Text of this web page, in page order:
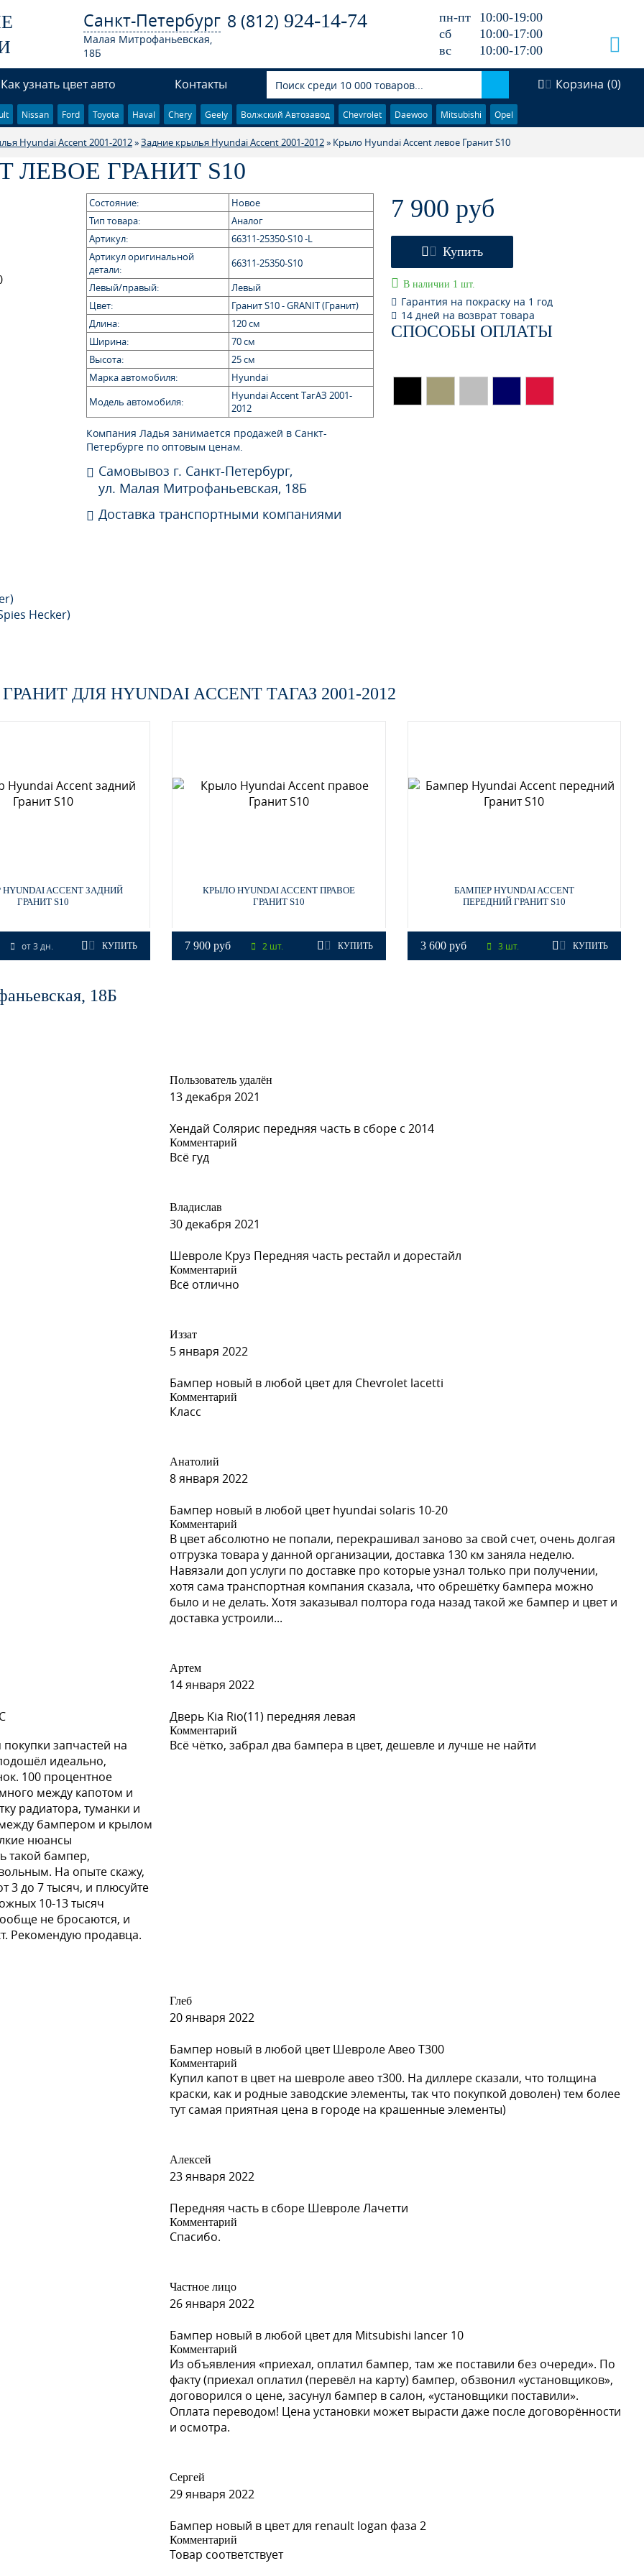
Санкт-Петербург
Малая Митрофаньевская,
18Б
8 (812) 924-14-74 пн-пт 10:00-19:00
сб
10:00-17:00
вс
10:00-17:00
Как узнать цвет авто Контакты Корзина (0)
Nissan Ford Toyota Haval Chery Geely Волжский Автозавод Chevrolet Daewoo Mitsubishi Opel
Hyundai Accent 2001-2012»Задние крылья Hyundai Accent 2001-2012» Крыло Hyundai Accent левое Гранит S10
ЛЕВОЕ ГРАНИТ S10
Состояние:
Новое
Тип товара:
Аналог
Артикул:
66311-25350-S10 -L
Артикул оригинальной
детали:
66311-25350-S10
Левый/правый:
Левый
Цвет:
Гранит S10 - GRANIT (Гранит)
Длина:
120 см
Ширина:
70 см
Высота:
25 см
Марка автомобиля:
Hyundai
Модель автомобиля:
Hyundai Accent ТагАЗ 2001-
2012
Компания Ладья занимается продажей в Санкт-
Петербурге по оптовым ценам.
Самовывоз г. Санкт-Петербург,
ул. Малая Митрофаньевская, 18Б
Доставка транспортными компаниями
7 900 руб
Купить
В наличии 1 шт.
Гарантия на покраску на 1 год
14 дней на возврат товара
СПОСОБЫ ОПЛАТЫ
Hecker)
Hecker)
Hecker)
Hecker)
Hecker)
ДЛЯ HYUNDAI ACCENT ТАГАЗ 2001-2012
ACCENT ЗАДНИЙ
ГРАНИТ S10
от 3 дн. КУПИТЬ
КРЫЛО HYUNDAI ACCENT ПРАВОЕ
ГРАНИТ S10
7 900 руб 2 шт. КУПИТЬ
БАМПЕР HYUNDAI ACCENT
ПЕРЕДНИЙ ГРАНИТ S10
3 600 руб 3 шт. КУПИТЬ
18Б
Пользователь удалён
13 декабря 2021
Хендай Солярис передняя часть в сборе с 2014
Комментарий
Всё гуд
Владислав
30 декабря 2021
Шевроле Круз Передняя часть рестайл и дорестайл
Комментарий
Всё отлично
Иззат
5 января 2022
Бампер новый в любой цвет для Chevrolet lacetti
Комментарий
Класс
Анатолий
8 января 2022
Бампер новый в любой цвет hyundai solaris 10-20
Комментарий
В цвет абсолютно не попали, перекрашивал заново за свой счет, очень долгая
отгрузка товара у данной организации, доставка 130 км заняла неделю.
Навязали доп услуги по доставке про которые узнал только при получении,
хотя сама транспортная компания сказала, что обрешётку бампера можно
было и не делать. Хотя заказывал полтора года назад такой же бампер и цвет и
доставка устроили...
запчастей на
идеально,
100 процентное
между капотом и
радиатора, туманки и
бампером и крылом
нюансы
такой бампер,
На опыте скажу,
3 до 7 тысяч, и плюсуйте
10-13 тысяч
не бросаются, и
Рекомендую продавца.
Артем
14 января 2022
Дверь Kia Rio(11) передняя левая
Комментарий
Всё чётко, забрал два бампера в цвет, дешевле и лучше не найти
Глеб
20 января 2022
Бампер новый в любой цвет Шевроле Авео Т300
Комментарий
Купил капот в цвет на шевроле авео т300. На диллере сказали, что толщина
краски, как и родные заводские элементы, так что покупкой доволен) тем более
тут самая приятная цена в городе на крашенные элементы)
Алексей
23 января 2022
Передняя часть в сборе Шевроле Лачетти
Комментарий
Спасибо.
Частное лицо
26 января 2022
Бампер новый в любой цвет для Mitsubishi lancer 10
Комментарий
Из объявления «приехал, оплатил бампер, там же поставили без очереди». По
факту (приехал оплатил (перевёл на карту) бампер, обзвонил «установщиков»,
договорился о цене, засунул бампер в салон, «установщики поставили».
Оплата переводом! Цена установки может вырасти даже после договорённости
и осмотра.
Сергей
29 января 2022
Бампер новый в цвет для renault logan фаза 2
Комментарий
Товар соответствует